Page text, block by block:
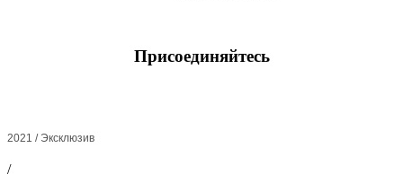
Присоединяйтесь
2021 / Эксклюзив
/